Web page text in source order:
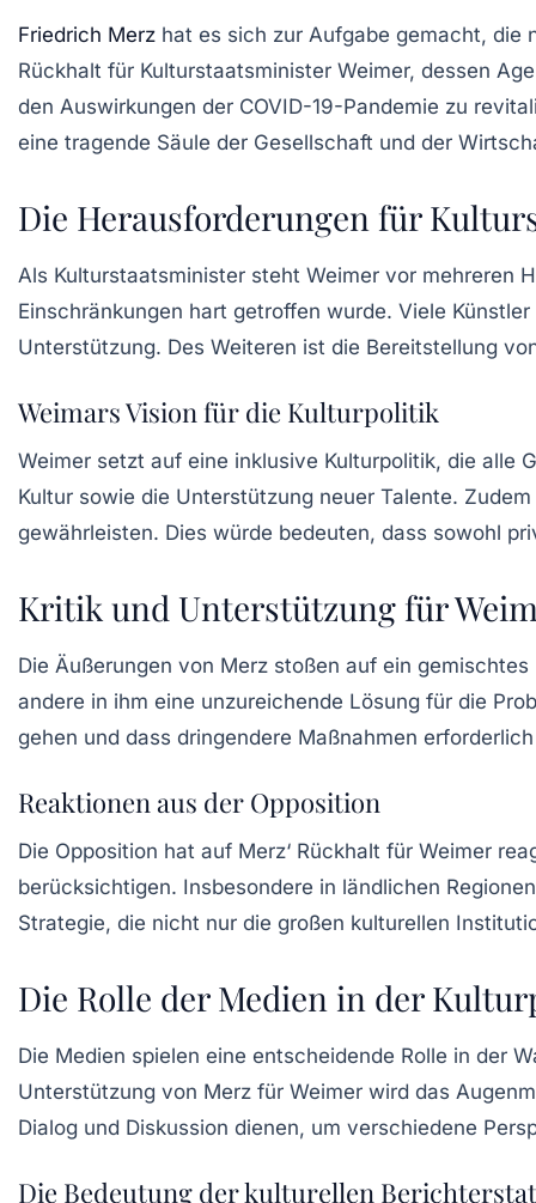
Friedrich Merz hat es sich zur Aufgabe gemacht, die
Rückhalt für Kulturstaatsminister Weimer, dessen
den Auswirkungen der COVID-19-Pandemie zu
eine tragende Säule der Gesellschaft und der
Die Herausforderungen für
Als Kulturstaatsminister steht Weimer vor mehreren
Einschränkungen hart getroffen wurde. Viele Künstler
Unterstützung. Des Weiteren ist die Bereitstellung
Weimars Vision für die Kulturpolitik
Weimer setzt auf eine inklusive Kulturpolitik, die alle
Kultur sowie die Unterstützung neuer Talente.
gewährleisten. Dies würde bedeuten, dass sowohl
Kritik und Unterstützung für
Die Äußerungen von Merz stoßen auf ein
andere in ihm eine unzureichende Lösung für die
gehen und dass dringendere Maßnahmen
Reaktionen aus der Opposition
Die Opposition hat auf Merz‘ Rückhalt für Weimer
berücksichtigen. Insbesondere in ländlichen
Strategie, die nicht nur die großen kulturellen
Die Rolle der Medien in der
Die Medien spielen eine entscheidende Rolle in der
Unterstützung von Merz für Weimer wird das
Dialog und Diskussion dienen, um verschiedene
Die Bedeutung der kulturellen